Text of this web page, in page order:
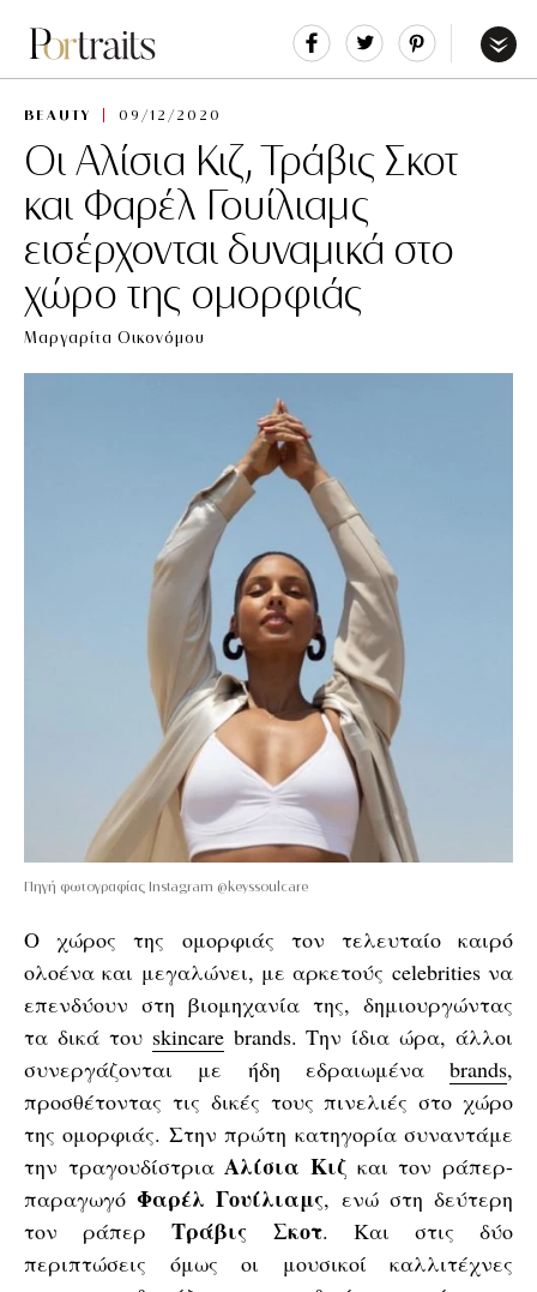
Share Tweet
BEAUTY 09/12/2020
Οι Αλίσια Κιζ, Τράβις Σκοτ
και Φαρέλ Γουίλιαμς
εισέρχονται δυναμικά στο
χώρο της ομορφιάς
Μαργαρίτα Οικονόμου
Πηγή φωτογραφίας Instagram @keyssoulcare
Ο χώρος της ομορφιάς τον τελευταίο καιρό
ολοένα και μεγαλώνει, με αρκετούς celebrities να
επενδύουν στη βιομηχανία της, δημιουργώντας
τα δικά του skincarebrands. Την ίδια ώρα, άλλοι
συνεργάζονται με ήδη εδραιωμένα brands,
προσθέτοντας τις δικές τους πινελιές στο χώρο
της ομορφιάς. Στην πρώτη κατηγορία συναντάμε
την τραγουδίστριαΑλίσια Κιζ και τον ράπερ-
παραγωγόΦαρέλ Γουίλιαμς, ενώ στη δεύτερη
τον ράπερΤράβις Σκοτ. Και στις δύο
περιπτώσεις όμως οι μουσικοί καλλιτέχνες